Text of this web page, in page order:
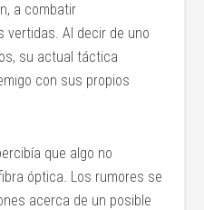
a combatir
vertidas. Al decir de uno
su actual táctica
con sus propios
que algo no
óptica. Los rumores se
acerca de un posible